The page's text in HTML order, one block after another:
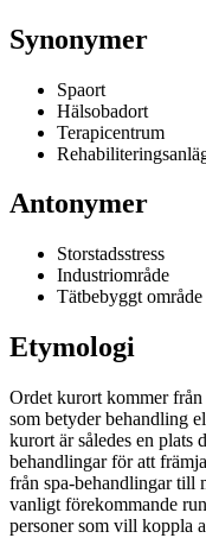
Synonymer
Spaort
Hälsobadort
Terapicentrum
Antonymer
Storstadsstress
Industriområde
Tätbebyggt område
Etymologi
Ordet kurort kommer från
som betyder behandling
kurort är således en plats
behandlingar för att
från spa-behandlingar till
vanligt förekommande
personer som vill koppla